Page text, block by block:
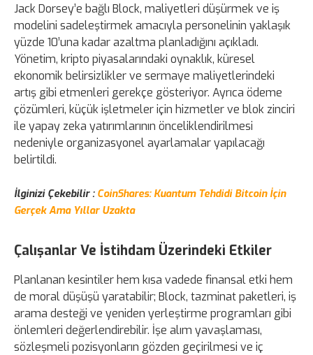
Jack Dorsey’e bağlı Block, maliyetleri düşürmek ve iş
modelini sadeleştirmek amacıyla personelinin yaklaşık
yüzde 10’una kadar azaltma planladığını açıkladı.
Yönetim, kripto piyasalarındaki oynaklık, küresel
ekonomik belirsizlikler ve sermaye maliyetlerindeki
artış gibi etmenleri gerekçe gösteriyor. Ayrıca ödeme
çözümleri, küçük işletmeler için hizmetler ve blok zinciri
ile yapay zeka yatırımlarının önceliklendirilmesi
nedeniyle organizasyonel ayarlamalar yapılacağı
belirtildi.
İlginizi Çekebilir : CoinShares: Kuantum Tehdidi Bitcoin İçin
Gerçek Ama Yıllar Uzakta
Çalışanlar Ve İstihdam Üzerindeki Etkiler
Planlanan kesintiler hem kısa vadede finansal etki hem
de moral düşüşü yaratabilir; Block, tazminat paketleri, iş
arama desteği ve yeniden yerleştirme programları gibi
önlemleri değerlendirebilir. İşe alım yavaşlaması,
sözleşmeli pozisyonların gözden geçirilmesi ve iç